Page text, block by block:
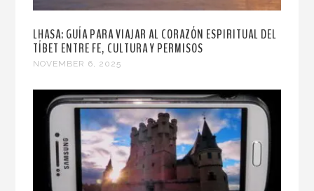
LHASA: GUÍA PARA VIAJAR AL CORAZÓN ESPIRITUAL DEL
TÍBET ENTRE FE, CULTURA Y PERMISOS
NOVEMBER 6, 2025